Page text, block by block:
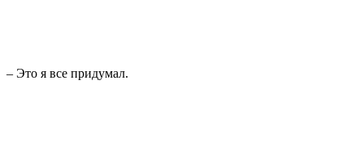
– Это я все придумал.